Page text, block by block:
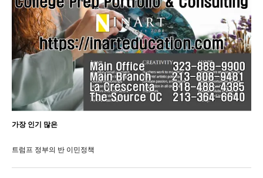
가장 인기 많은
트럼프 정부의 반 이민정책